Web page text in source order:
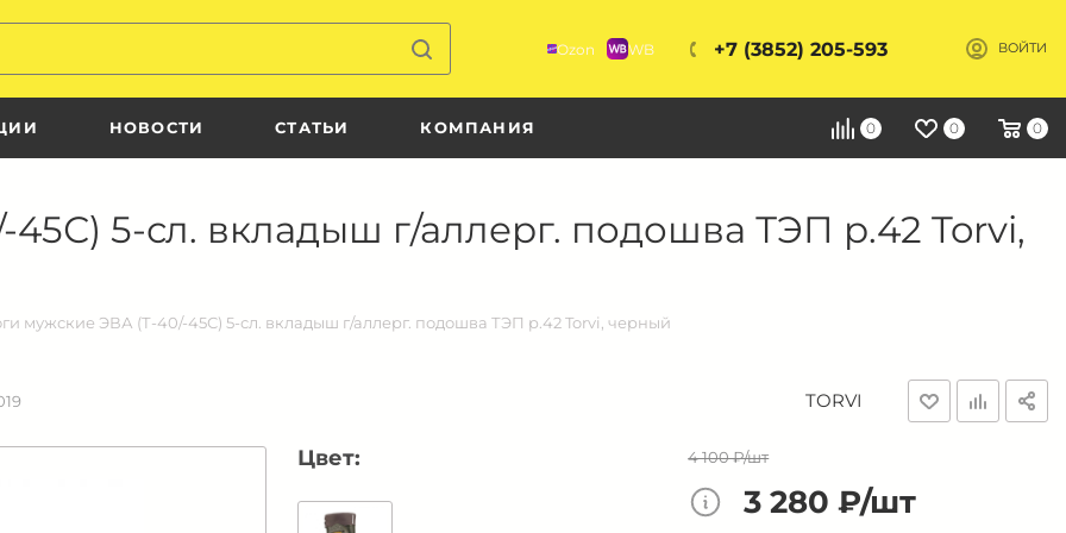
Ozon WB +7 (3852) 205-593 ВОЙТИ
НОВОСТИ СТАТЬИ КОМПАНИЯ 0 0 0
5-сл. вкладыш г/аллерг. подошва ТЭП р.42 Torvi,
мужские ЭВА (Т-40/-45С) 5-сл. вкладыш г/аллерг. подошва ТЭП р.42 Torvi, черный
TORVI
Цвет: 4 100 ₽/шт
3 280 ₽/шт